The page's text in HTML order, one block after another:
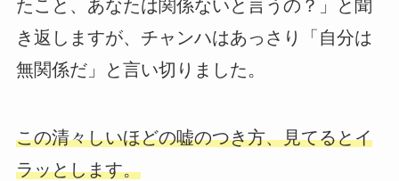
たこと、あなたは関係ないと言うの？」と聞
き返しますが、チャンハはあっさり「自分は
無関係だ」と言い切りました。
この清々しいほどの嘘のつき方、見てるとイ
ラッとします。